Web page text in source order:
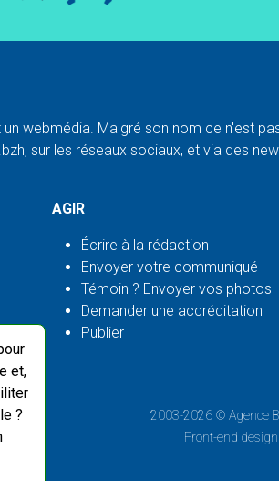
et,
?
webmédia. Malgré son nom ce n'est
sur les réseaux sociaux, et via des
AGIR
Écrire à la rédaction
Envoyer votre communiqué
Témoin ? Envoyer vos photos
Demander une accréditation
Publier
2003-2026 © Agence
Front-end design